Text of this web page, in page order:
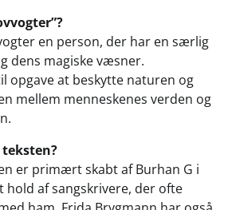
en person, der har en særlig
dens magiske væsner.
opgave at beskytte naturen og
mellem menneskenes verden og
er primært skabt af Burhan G i
hold af sangskrivere, der ofte